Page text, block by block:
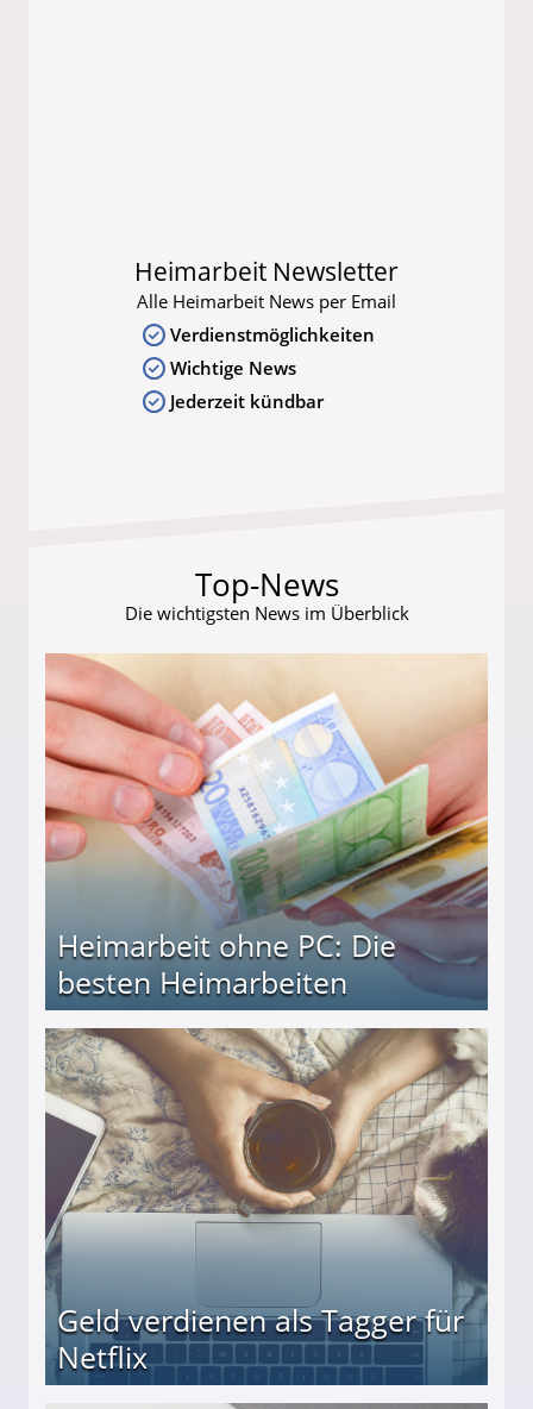
Heimarbeit Newsletter
Alle Heimarbeit News per Email
Verdienstmöglichkeiten
Wichtige News
Jederzeit kündbar
Top-News
Die wichtigsten News im Überblick
Heimarbeit ohne PC: Die
besten Heimarbeiten
Geld verdienen als Tagger für
Netflix